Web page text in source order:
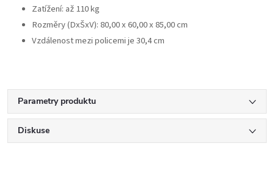
Zatížení: až 110 kg
Rozměry (DxŠxV): 80,00 x 60,00 x 85,00 cm
Vzdálenost mezi policemi je 30,4 cm
Parametry produktu
Diskuse